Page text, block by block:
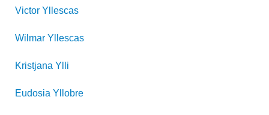
Victor Yllescas
Wilmar Yllescas
Kristjana Ylli
Eudosia Yllobre